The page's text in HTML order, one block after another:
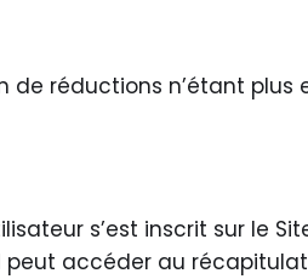
de réductions n’étant
s’est inscrit sur le
accéder au